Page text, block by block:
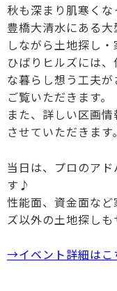
秋も深まり肌寒くな
豊橋大清水にある
しながら土地探し
ひばりヒルズには、
な暮らし想う工夫
ご覧いただきます。
また、詳しい区画
させていただきます。
当日は、プロのア
す♪
性能面、資金面な
ズ以外の土地探しも
→イベント詳細はこ